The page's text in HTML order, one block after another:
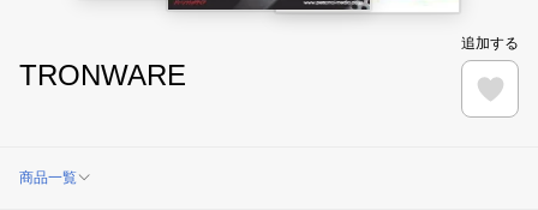
TRONWARE
追加する
商品一覧